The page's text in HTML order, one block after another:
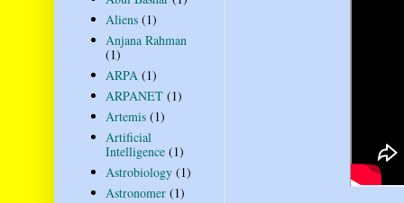
Aliens (1)
Anjana Rahman
(1)
ARPA (1)
ARPANET (1)
Artemis (1)
Artificial
Intelligence (1)
Astrobiology (1)
Astronomer (1)